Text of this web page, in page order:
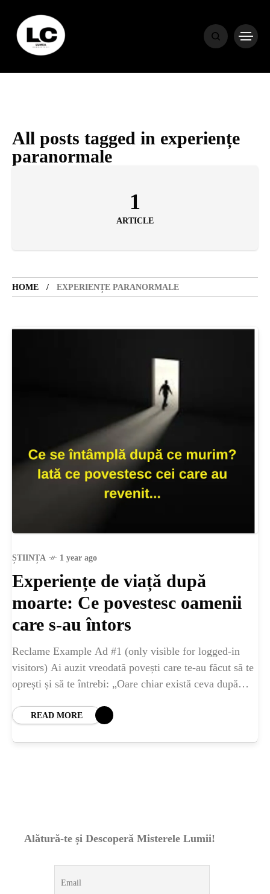
All posts tagged in experiențe
paranormale
1
ARTICLE
HOME EXPERIENȚE PARANORMALE
ȘTIINȚA 1 year ago
Experiențe de viață după
moarte: Ce povestesc oamenii
care s-au întors
Reclame Example Ad #1 (only visible for logged-in
visitors) Ai auzit vreodată povești care te-au făcut să te
oprești și să te întrebi: „Oare chiar există ceva după
READ MORE
Alătură-te și Descoperă Misterele Lumii!
HOME
HOROSCOP
ENGLISH
CONTENT
SANATATE
INGRIJIRE
ISTORIE
NATURĂ
STIRI
ȘTIINȚA
ANIMALE
OAMENI
INSTALEAZ
APLICATIA
STIRI 1 year ago
Pământului: Mit sau Realitate?